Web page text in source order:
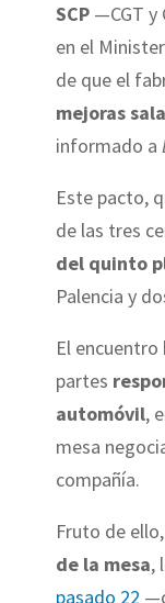
SCP —CGT y
en el
de que el
mejoras
informado a
Este pacto,
de las tres
del quinto
Palencia y
El
partes
automóvil,
mesa
compañía.
Fruto de ello,
de la mesa,
pasado 22